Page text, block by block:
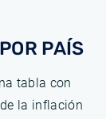
PAÍS
tabla con
la inflación